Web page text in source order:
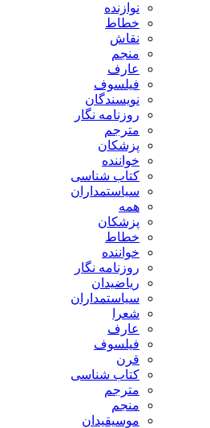
نوازنده
خطاط
نقاش
منجم
عارف
فیلسوف
نویسندگان
روزنامه نگار
مترجم
پزشکان
خواننده
کتاب شناسی
سیاستمداران
همه
پزشکان
خطاط
خواننده
روزنامه نگار
ریاضیدان
سیاستمداران
شعرا
عارف
فیلسوف
قرن
کتاب شناسی
مترجم
منجم
موسیقیدان